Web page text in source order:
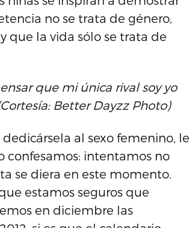
no se trata de género,
que la vida sólo se trata de
que mi única rival soy yo
Better Dayzz Photo)
al sexo femenino, le
confesamos: intentamos no
se diera en este momento.
estamos seguros que
en diciembre las